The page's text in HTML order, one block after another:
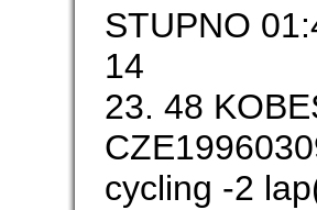
STUPNO
14
23. 48
cycling -2